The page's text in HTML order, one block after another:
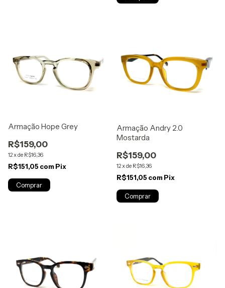
Armação Hope Grey
R$159,00
12xde R$16,36
R$151,05 com Pix
Armação Andry 2.0
Mostarda
R$159,00
12 xde R$16,36
R$151,05 com Pix